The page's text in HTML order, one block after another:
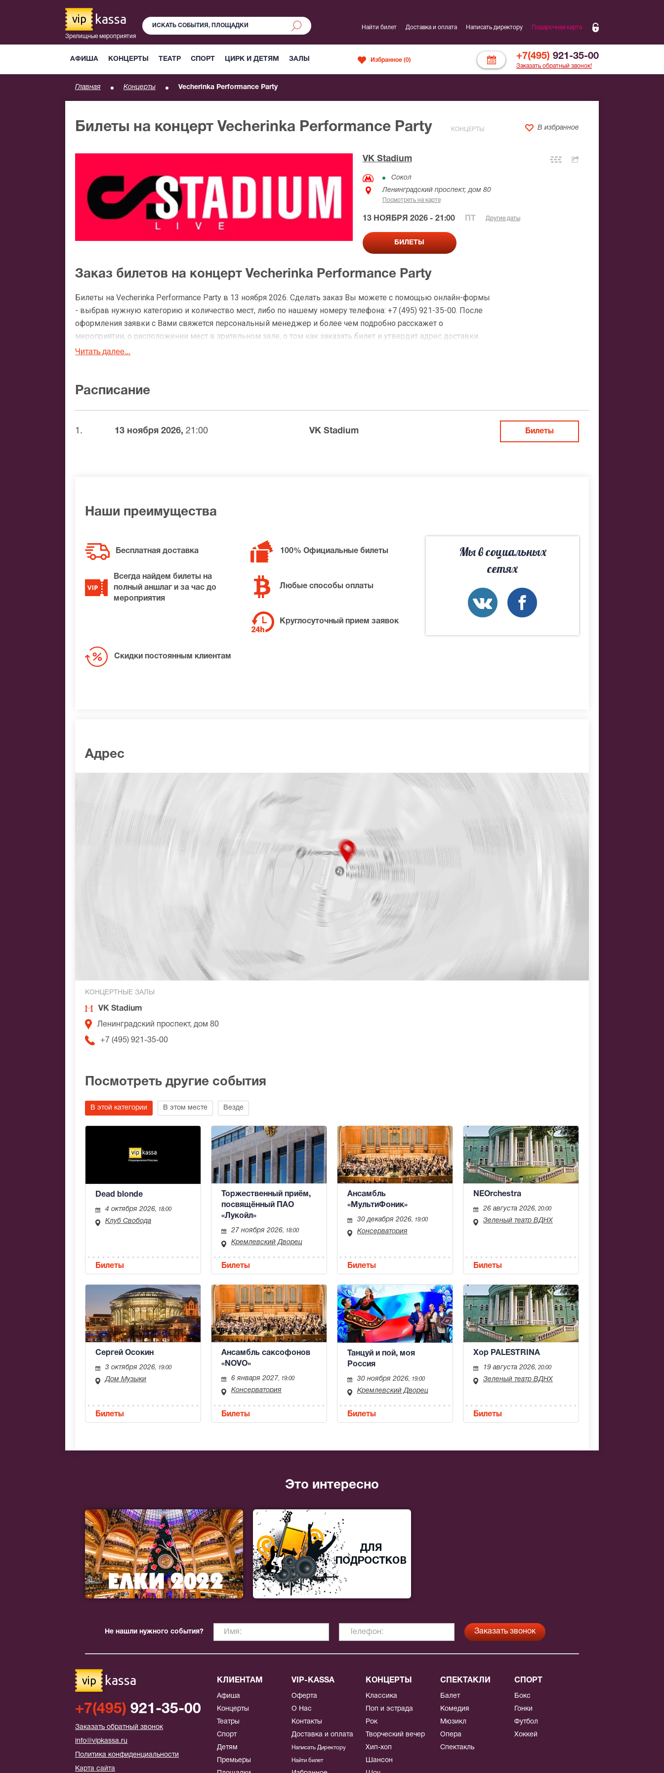
vip kassa
Зрелищные мероприятия
АФИША КОНЦЕРТЫ ТЕАТР СПОРТ ЦИРК И ДЕТЯМ ЗАЛЫ
Найти билет Доставка и оплата Написать директору Подарочная карта
+7(495) 921-35-00
Заказать обратный звонок!
Избранное (0)
Главная Концерты Vecherinka Performance Party
Билеты на концерт Vecherinka Performance Party КОНЦЕРТЫ В избранное
VK Stadium
Сокол
Ленинградский проспект, дом 80
Посмотреть на карте
13 НОЯБРЯ 2026 - 21:00 Другие даты
БИЛЕТЫ
Заказ билетов на концерт Vecherinka Performance Party
Билеты на Vecherinka Performance Party в 13 ноября 2026. Сделать заказ Вы можете с помощью онлайн-формы
- выбрав нужную категорию и количество мест, либо по нашему номеру телефона: +7 (495) 921-35-00. После
оформления заявки с Вами свяжется персональный менеджер и более чем подробно расскажет о
мероприятии, о расположении мест в зрительном зале, о том как заказать билет и утвердит адрес доставки.
После бронирования билетов, ожидайте доставку по Москве в течение не более 2-х часов. Бесплатная
доставка билетов осуществляется в пределах МКАД возле метро или в пешей доступности. Оплатить заказ
Вы можете с помощью:
Банковской картой
BitCoin
удалось найти нужные билеты на Vecherinka Performance Party, позвоните нам в call-центр и мы обязательно
подберем Вам лучшие места по доступной цене.
Читать далее...
Расписание
1. 13 ноября 2026, 21:00 VK Stadium Билеты
Наши преимущества
Бесплатная доставка 100% Официальные билеты
Всегда найдем билеты на
полный аншлаг и за час до
мероприятия
Любые способы оплаты
Круглосуточный прием заявок
Скидки постоянным клиентам
Мы в социальных
сетях
Адрес
КОНЦЕРТНЫЕ ЗАЛЫ
VK Stadium
Ленинградский проспект, дом 80
+7 (495) 921-35-00
Посмотреть другие события
В этой категории В этом месте Везде
Dead blonde
4 октября 2026, 18:00
Клуб Свобода
Билеты
Торжественный приём,
посвящённый ПАО
«Лукойл»
27 ноября 2026, 18:00
Кремлевский Дворец
Билеты
Ансамбль
«МультиФоник»
30 декабря 2026, 19:00
Консерватория
Билеты
NEOrchestra
26 августа 2026, 20:00
Зеленый театр ВДНХ
Билеты
Сергей Осокин
3 октября 2026, 19:00
Дом Музыки
Билеты
Ансамбль саксофонов
«NOVO»
6 января 2027, 19:00
Консерватория
Билеты
Танцуй и пой, моя
Россия
30 ноября 2026, 19:00
Кремлевский Дворец
Билеты
Хор PALESTRINA
19 августа 2026, 20:00
Зеленый театр ВДНХ
Билеты
Это интересно
Не нашли нужного события?
vip kassa
+7(495) 921-35-00
Заказать обратный звонок
info@vipkassa.ru
Политика конфиденциальности
Карта сайта
КЛИЕНТАМ
Афиша
Концерты
Театры
Спорт
Детям
Премьеры
VIP-KASSA
Оферта
О Нас
Контакты
Доставка и оплата
Написать Директору
Найти билет
КОНЦЕРТЫ
Классика
Поп и эстрада
Рок
Творческий вечер
Хип-хоп
Шансон
СПЕКТАКЛИ
Балет
Комедия
Мюзикл
Опера
Спектакль
СПОРТ
Бокс
Гонки
Футбол
Хоккей